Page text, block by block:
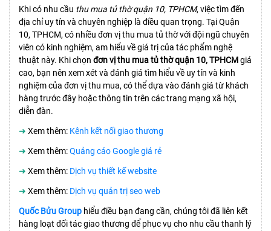
Khi có nhu cầu thu mua tủ thờ quận 10, TPHCM, việc tìm đến
địa chỉ uy tín và chuyên nghiệp là điều quan trọng. Tại Quận
10, TPHCM, có nhiều đơn vị thu mua tủ thờ với đội ngũ chuyên
viên có kinh nghiệm, am hiểu về giá trị của tác phẩm nghệ
thuật này. Khi chọn đơn vị thu mua tủ thờ quận 10, TPHCMgiá
cao, bạn nên xem xét và đánh giá tìm hiểu về uy tín và kinh
nghiệm của đơn vị thu mua, có thể dựa vào đánh giá từ khách
hàng trước đây hoặc thông tin trên các trang mạng xã hội,
diễn đàn.
➜ Xem thêm: Kênh kết nối giao thương
➜ Xem thêm:Quảng cáo Google giá rẻ
➜ Xem thêm: Dịch vụ thiết kế website
➜ Xem thêm: Dịch vụ quản trị seo web
Quốc Bửu Group hiểu điều bạn đang cần, chúng tôi đã liên kết
hàng loạt đối tác giao thương để phục vụ cho nhu cầu thanh lý